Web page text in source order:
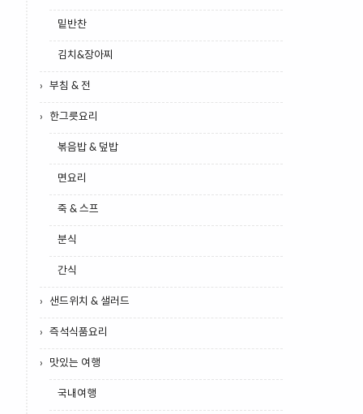
밑반찬
김치&장아찌
부침 & 전
한그릇요리
볶음밥 & 덮밥
면요리
죽 & 스프
분식
간식
샌드위치 & 샐러드
즉석식품요리
맛있는 여행
국내여행